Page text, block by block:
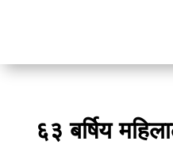
६३ बर्षिय